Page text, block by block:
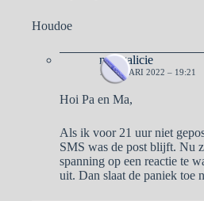
Houdoe
naargalicie
1 JANUARI 2022 – 19:21
Hoi Pa en Ma,
Als ik voor 21 uur niet
SMS was de post blijft. Nu
spanning op een reactie te
uit. Dan slaat de paniek toe